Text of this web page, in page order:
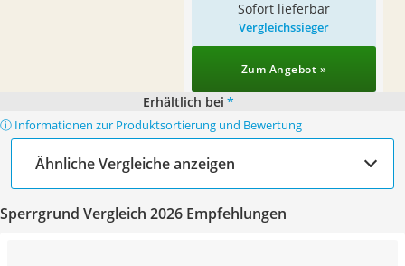
Sofort lieferbar
Vergleichssieger
Zum Angebot »
Erhältlich bei *
ⓘ Informationen zur Produktsortierung und Bewertung
Ähnliche Vergleiche anzeigen
Sperrgrund Vergleich 2026 Empfehlungen